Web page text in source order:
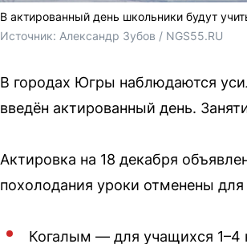
В актированный день школьники будут
Источник: Александр Зубов / NGS55.RU
В городах Югры наблюдаются
введён актированный день.
Актировка на 18 декабря
похолодания уроки отменены
Когалым — для учащихся 1–4